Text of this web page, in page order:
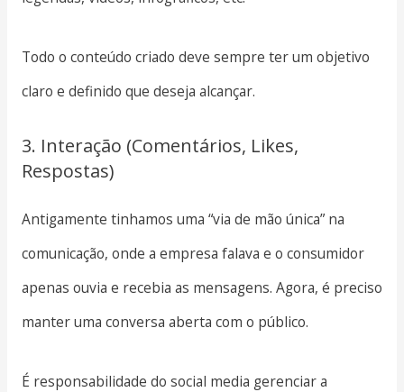
Todo o conteúdo criado deve sempre ter um objetivo
claro e definido que deseja alcançar.
3. Interação (Comentários, Likes,
Respostas)
Antigamente tinhamos uma “via de mão única” na
comunicação, onde a empresa falava e o consumidor
apenas ouvia e recebia as mensagens. Agora, é preciso
manter uma conversa aberta com o público.
É responsabilidade do social media gerenciar a